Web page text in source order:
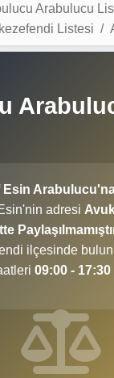
Arabulucu
Listesi
adresi
ilçesinde
09:00 - 17:30